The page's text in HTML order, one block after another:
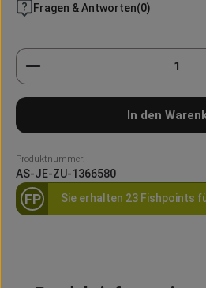
Fragen & Antworten(0)
Produkt Anzahl: Gib den
In den
Produktnummer:
AS-JE-ZU-1366580
FP Sie erhalten 23 Fishpoints